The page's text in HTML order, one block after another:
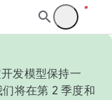
发模型保持一
将在第 2 季度和